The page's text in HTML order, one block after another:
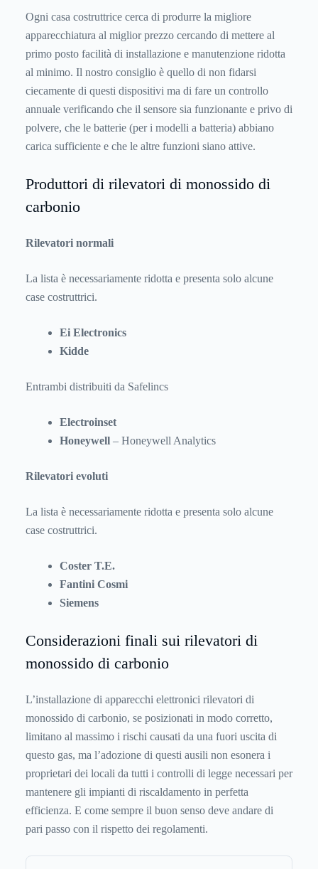
Ogni casa costruttrice cerca di produrre la migliore
apparecchiatura al miglior prezzo cercando di mettere al
primo posto facilità di installazione e manutenzione ridotta
al minimo. Il nostro consiglio è quello di non fidarsi
ciecamente di questi dispositivi ma di fare un controllo
annuale verificando che il sensore sia funzionante e privo di
polvere, che le batterie (per i modelli a batteria) abbiano
carica sufficiente e che le altre funzioni siano attive.
Produttori di rilevatori di monossido di
carbonio
Rilevatori normali
La lista è necessariamente ridotta e presenta solo alcune
case costruttrici.
Ei Electronics
Kidde
Entrambi distribuiti da Safelincs
Electroinset
Honeywell – Honeywell Analytics
Rilevatori evoluti
La lista è necessariamente ridotta e presenta solo alcune
case costruttrici.
Coster T.E.
Fantini Cosmi
Siemens
Considerazioni finali sui rilevatori di
monossido di carbonio
L’installazione di apparecchi elettronici rilevatori di
monossido di carbonio, se posizionati in modo corretto,
limitano al massimo i rischi causati da una fuori uscita di
questo gas, ma l’adozione di questi ausili non esonera i
proprietari dei locali da tutti i controlli di legge necessari per
mantenere gli impianti di riscaldamento in perfetta
efficienza. E come sempre il buon senso deve andare di
pari passo con il rispetto dei regolamenti.